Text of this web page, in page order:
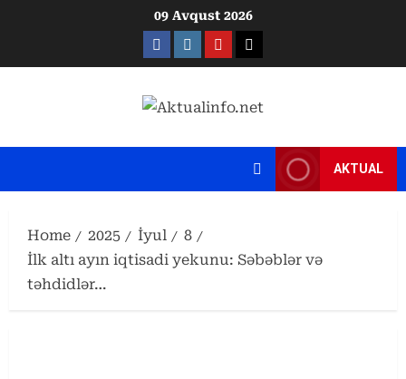
09 Avqust 2026
FacebookInstagram
Youtube
X
AKTUAL
Home 2025 İyul
8
İlk altı ayın iqtisadi yekunu: Səbəblər və
təhdidlər…